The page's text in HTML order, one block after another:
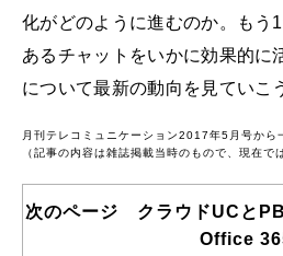
化がどのように進むのか。もう
あるチャットをいかに効果的に
について最新の動向を見ていこ
月刊テレコミュニケーション2017年5月号から
（記事の内容は雑誌掲載当時のもので、現在で
次のページ クラウドUCと
Office